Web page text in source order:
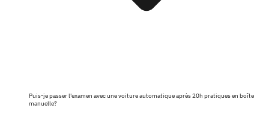
Puis-je passer l'examen avec une voiture automatique après 20h pratiques en boîte
manuelle?